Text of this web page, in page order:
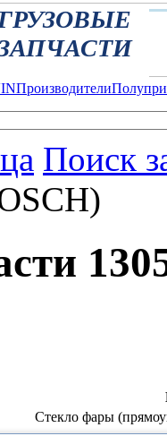
Производители
Поиск
Стекло фары